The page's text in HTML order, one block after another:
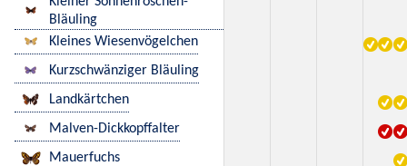
Bläuling
Kleines Wiesenvögelchen
Kurzschwänziger Bläuling
Landkärtchen
Malven-Dickkopffalter
Mauerfuchs